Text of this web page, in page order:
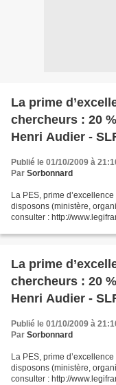
La prime
chercheurs : 20
Henri Audier -
Publié le 01/10/2009 à
Par Sorbonnard
La PES, prime
disposons (ministère,
consulter : http://
La prime
chercheurs : 20
Henri Audier -
Publié le 01/10/2009 à
Par Sorbonnard
La PES, prime
disposons (ministère,
consulter : http://